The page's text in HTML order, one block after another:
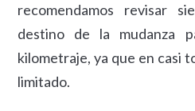
recomendamos revisar
destino de la mudanza
kilometraje, ya que en casi
limitado.